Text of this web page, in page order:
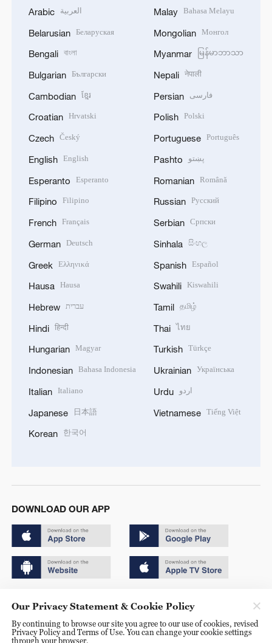
Arabic العربية
Belarusian Беларуская
Bengali বাংলা
Bulgarian Български
Cambodian ខ្មែរ
Croatian Hrvatski
Czech Český
English English
Esperanto Esperanto
Filipino Filipino
French Français
German Deutsch
Greek Ελληνικά
Hausa Hausa
Hebrew עברית
Hindi हिन्दी
Hungarian Magyar
Indonesian Bahasa Indonesia
Italian Italiano
Japanese 日本語
Korean 한국어
Malay Bahasa Melayu
Mongolian Монгол
Myanmar မြန်မာဘာသာ
Nepali नेपाली
Persian فارسی
Polish Polski
Portuguese Português
Pashto پښتو
Romanian Română
Russian Русский
Serbian Српски
Sinhala සිංහල
Spanish Español
Swahili Kiswahili
Tamil தமிழ்
Thai ไทย
Turkish Türkçe
Ukrainian Українська
Urdu اردو
Vietnamese Tiếng Việt
DOWNLOAD OUR APP
京ICP备20000184号
京公网安备 11010502050052号
Our Privacy Statement & Cookie Policy
By continuing to browse our site you agree to our use of cookies, revised
Privacy Policy and Terms of Use. You can change your cookie settings
through your browser.